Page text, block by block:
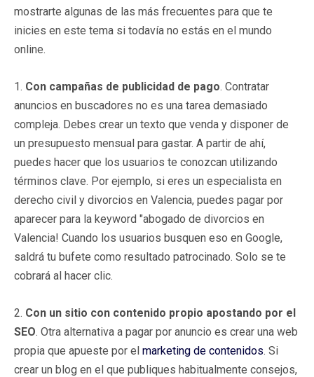
mostrarte algunas de las más frecuentes para que te
inicies en este tema si todavía no estás en el mundo
online.
1. Con campañas de publicidad de pago. Contratar
anuncios en buscadores no es una tarea demasiado
compleja. Debes crear un texto que venda y disponer de
un presupuesto mensual para gastar. A partir de ahí,
puedes hacer que los usuarios te conozcan utilizando
términos clave. Por ejemplo, si eres un especialista en
derecho civil y divorcios en Valencia, puedes pagar por
aparecer para la keyword "abogado de divorcios en
Valencia! Cuando los usuarios busquen eso en Google,
saldrá tu bufete como resultado patrocinado. Solo se te
cobrará al hacer clic.
2. Con un sitio con contenido propio apostando por el
SEO. Otra alternativa a pagar por anuncio es crear una web
propia que apueste por el marketing de contenidos. Si
crear un blog en el que publiques habitualmente consejos,